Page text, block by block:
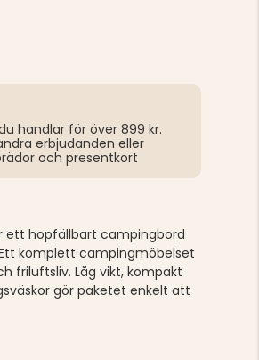
handlar för över 899 kr.
erbjudanden eller
och presentkort
ett hopfällbart campingbord
komplett campingmöbelset
friluftsliv. Låg vikt, kompakt
gör paketet enkelt att